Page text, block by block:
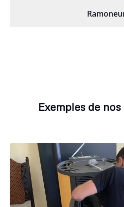
Exemples de